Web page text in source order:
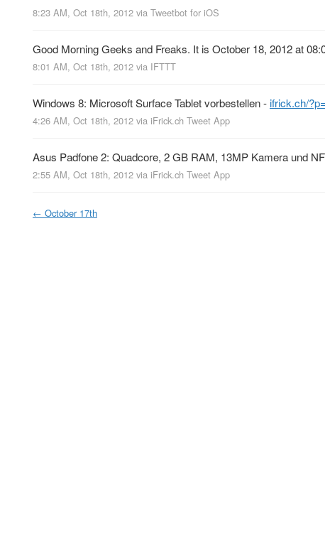
8:23 AM, Oct 18th, 2012 via Tweetbot for iOS
Good Morning Geeks and Freaks. It is October 18, 2012 at
8:01 AM, Oct 18th, 2012 via IFTTT
Windows 8: Microsoft Surface Tablet vorbestellen - ifrick.ch/
4:26 AM, Oct 18th, 2012 via iFrick.ch Tweet App
Asus Padfone 2: Quadcore, 2 GB RAM, 13MP Kamera und
2:55 AM, Oct 18th, 2012 via iFrick.ch Tweet App
← October 17th